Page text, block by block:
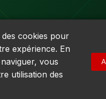
Électronique Inc.
& Cookies|
Conditions
du Québec (NEQ) :
• TVQ : 10-1702-
des cookies pour
expérience. En
vous
utilisation des